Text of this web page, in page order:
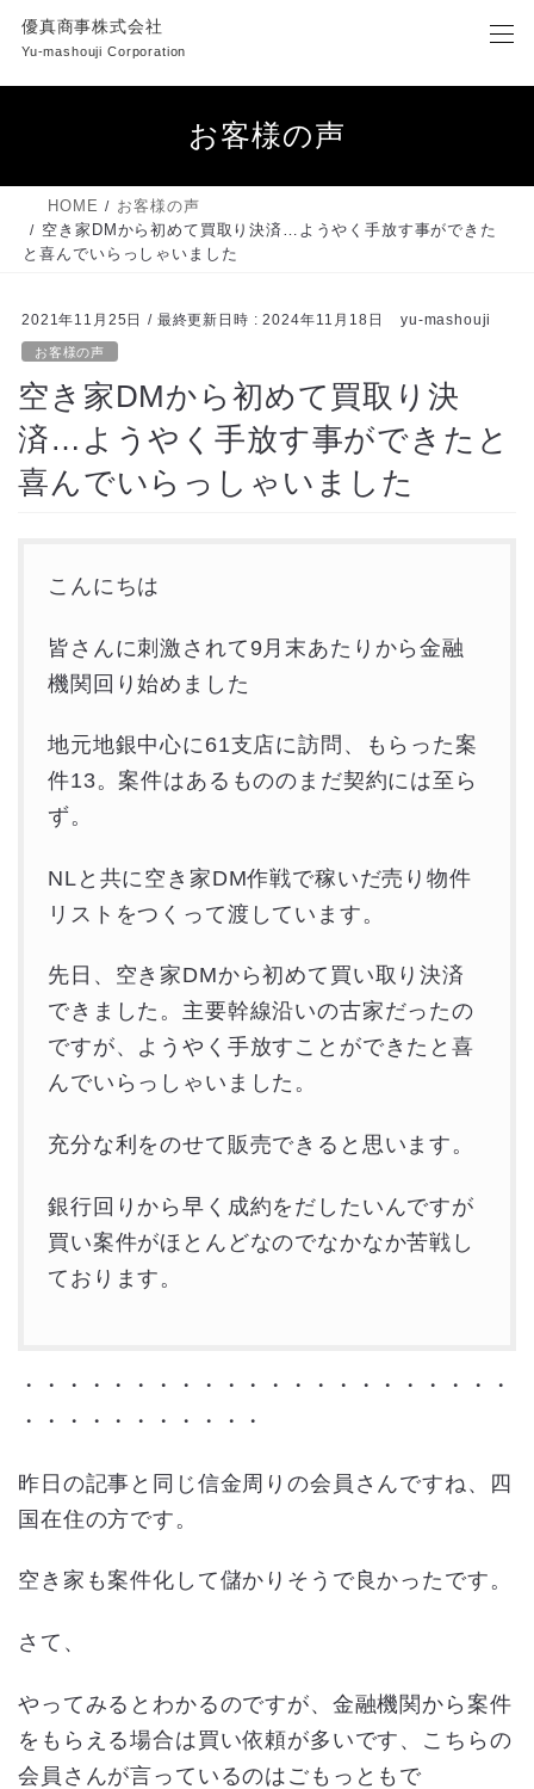
ン
キ
ー
に
優真商事株式会社
Yu-mashouji Corporation
お客様の声
HOME
お客様の声
空き家DMから初めて買取り決済…ようやく手放す事ができた
と喜んでいらっしゃいました
2021年11月25日 / 最終更新日時 :2024年11月18日 yu-mashouji
お客様の声
空き家DMから初めて買取り決
済…ようやく手放す事ができたと
喜んでいらっしゃいました
こんにちは
皆さんに刺激されて9月末あたりから金融
機関回り始めました
地元地銀中心に61支店に訪問、もらった案
件13。案件はあるもののまだ契約には至ら
ず。
NLと共に空き家DM作戦で稼いだ売り物件
リストをつくって渡しています。
先日、空き家DMから初めて買い取り決済
できました。主要幹線沿いの古家だったの
ですが、ようやく手放すことができたと喜
んでいらっしゃいました。
充分な利をのせて販売できると思います。
銀行回りから早く成約をだしたいんですが
買い案件がほとんどなのでなかなか苦戦し
ております。
・・・・・・・・・・・・・・・・・・・・・・
・・・・・・・・・・・
昨日の記事と同じ信金周りの会員さんですね、四
国在住の方です。
空き家も案件化して儲かりそうで良かったです。
さて、
やってみるとわかるのですが、金融機関から案件
をもらえる場合は買い依頼が多いです、こちらの
会員さんが言っているのはごもっともで